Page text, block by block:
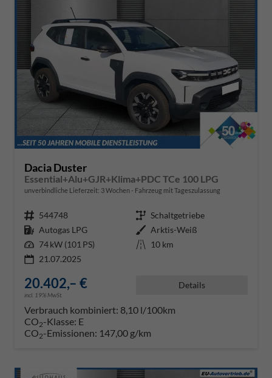
Dacia Duster
Essential+Alu+GJR+Klima+PDC TCe 100 LPG
unverbindliche Lieferzeit: 3 Wochen Fahrzeug mit Tageszulassung
Fahrzeugnr. 544748 Getriebe Schaltgetriebe
Kraftstoff Autogas LPG Außenfarbe Arktis-Weiß
Leistung 74 kW (101 PS) Kilometerstand 10 km
21.07.2025
20.402,– €
incl. 19% MwSt.
Details
Verbrauch kombiniert: 8,10 l/100km
CO2-Klasse: E
CO2-Emissionen: 147,00 g/km